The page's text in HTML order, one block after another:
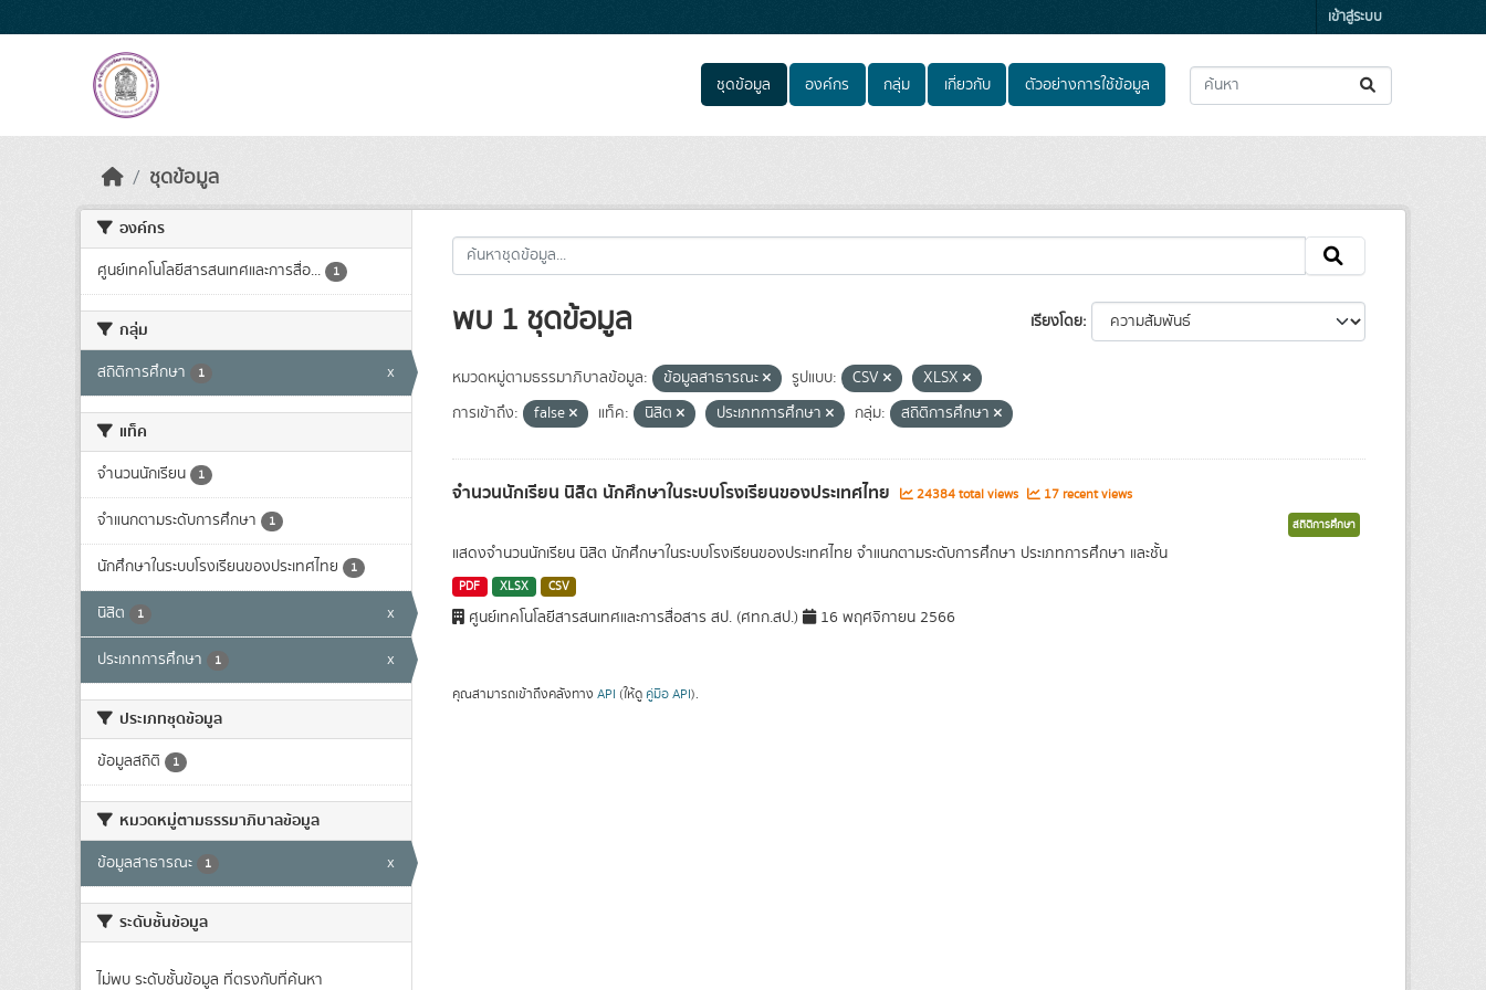
เข้าสู่ระบบ
ชุดข้อมูล องค์กร กลุ่ม เกี่ยวกับ ตัวอย่างการใช้ข้อมูล
ชุดข้อมูล
องค์กร
ศูนย์เทคโนโลยีสารสนเทศและการสื่อ... 1
กลุ่ม
สถิติการศึกษา 1 x
แท็ค
จำนวนนักเรียน 1
จำแนกตามระดับการศึกษา 1
นักศึกษาในระบบโรงเรียนของประเทศไทย 1
นิสิต 1 x
ประเภทการศึกษา 1 x
ประเภทชุดข้อมูล
ข้อมูลสถิติ 1
หมวดหมู่ตามธรรมาภิบาลข้อมูล
ข้อมูลสาธารณะ 1 x
ระดับชั้นข้อมูล
ไม่พบ ระดับชั้นข้อมูล ที่ตรงกับที่ค้นหา
เรียงโดย
พบ 1 ชุดข้อมูล
หมวดหมู่ตามธรรมาภิบาลข้อมูล: ข้อมูลสาธารณะ รูปแบบ: CSV
XLSX
การเข้าถึง:
false แท็ค: นิสิต ประเภทการศึกษา กลุ่ม: สถิติการศึกษา
จำนวนนักเรียน นิสิต นักศึกษาในระบบโรงเรียนของประเทศไทย 24384 total views 17 recent views
สถิติการศึกษา
แสดงจำนวนนักเรียน นิสิต นักศึกษาในระบบโรงเรียนของประเทศไทย จำแนกตามระดับการศึกษา ประเภทการศึกษา และชั้น
PDF XLSX CSV
ศูนย์เทคโนโลยีสารสนเทศและการสื่อสาร สป. (ศทก.สป.) 16 พฤศจิกายน 2566
คุณสามารถเข้าถึงคลังทาง API (ให้ดู คู่มือ API).